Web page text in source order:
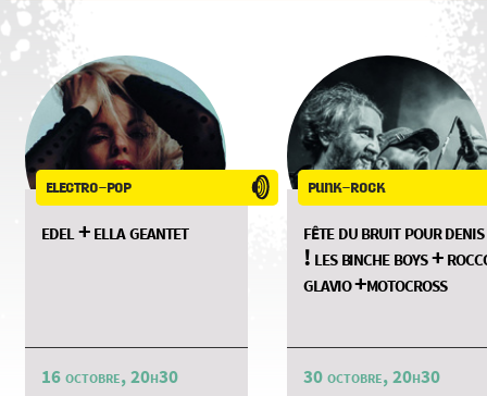
electro-pop
edel + ella geantet
16 octobre, 20h30
punk-rock
fête du bruit pour denis
! les binche boys +
glavio +motocross
30 octobre, 20h30